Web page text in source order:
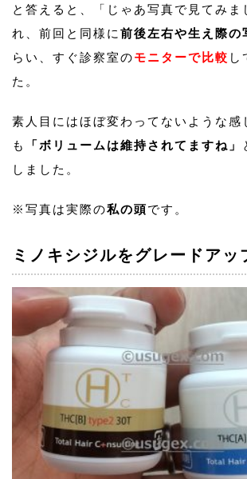
と答えると、「じゃあ写真で見てみま
れ、前回と同様に 前後左右や生え際の
らい、すぐ診察室のモニターで比較 し
た。
素人目にはほぼ変わってないような感
も
「ボリュームは維持されてますね」
しました。
※写真は実際の私の頭です。
ミノキシジルをグレードアッ